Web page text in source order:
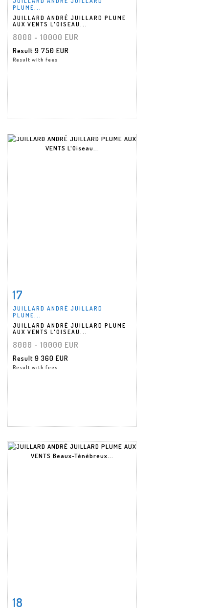
PLUME...
JUILLARD ANDRÉ JUILLARD PLUME
AUX VENTS L'OISEAU...
8000 - 10000 EUR
Result 9 750 EUR
Result with fees
17
JUILLARD ANDRÉ JUILLARD
PLUME...
JUILLARD ANDRÉ JUILLARD PLUME
AUX VENTS L'OISEAU...
8000 - 10000 EUR
Result 9 360 EUR
Result with fees
18